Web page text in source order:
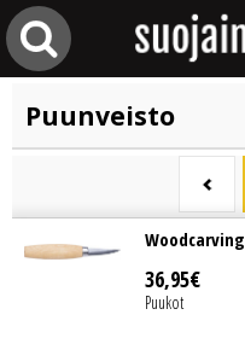
Puunveisto
36,95€
Puukot